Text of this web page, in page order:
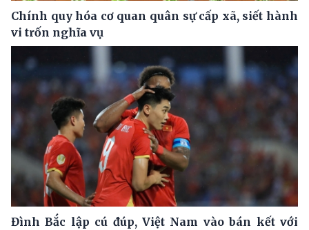
Chính quy hóa cơ quan quân sự cấp xã, siết hành
vi trốn nghĩa vụ
Đình Bắc lập cú đúp, Việt Nam vào bán kết với